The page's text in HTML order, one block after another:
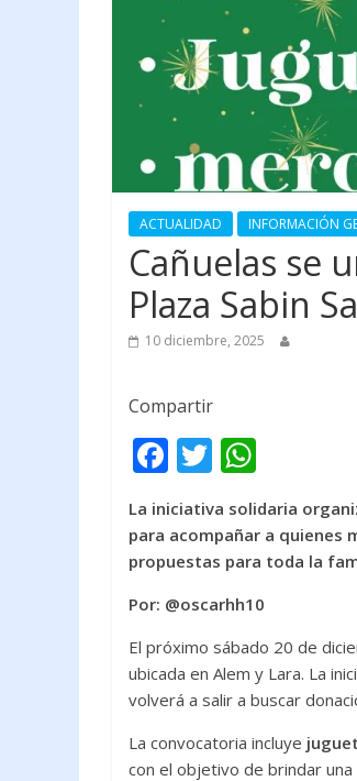
ACTUALIDAD INFORMACIÓN
Cañuelas se
Plaza Sabin
10 diciembre, 2025
Compartir
F
ac
e
b
o
o
k
T
itt
er
h
at
s
A
p
p
La iniciativa solidaria
para acompañar a quienes
propuestas para toda la
Por: @oscarhh10
El próximo sábado 20 de
ubicada en Alem y Lara. La
volverá a salir a buscar
La convocatoria incluye
con el objetivo de brindar